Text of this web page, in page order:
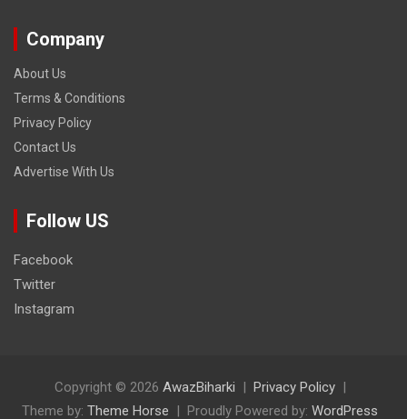
Company
About Us
Terms & Conditions
Privacy Policy
Contact Us
Advertise With Us
Follow US
Facebook
Twitter
Instagram
Copyright © 2026 AwazBiharki
Privacy Policy
Theme by: Theme Horse Proudly Powered by: WordPress